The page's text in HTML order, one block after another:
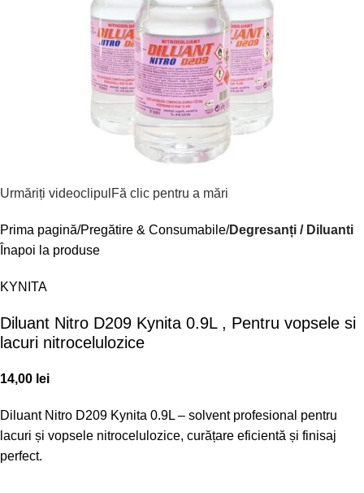
Urmăriți videoclipul Fă clic pentru a mări
Prima pagină Pregătire & Consumabile Degresanți / Diluanti
Înapoi la produse
KYNITA
Diluant Nitro D209 Kynita 0.9L , Pentru vopsele si
lacuri nitrocelulozice
14,00 lei
Diluant Nitro D209 Kynita 0.9L – solvent profesional pentru
lacuri și vopsele nitrocelulozice, curățare eficientă și finisaj
perfect.